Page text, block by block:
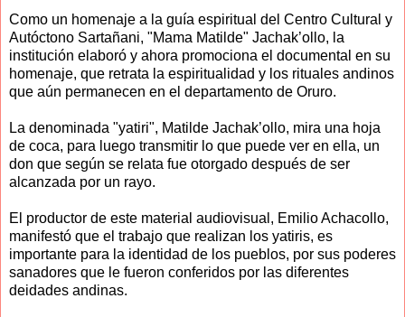
Como un homenaje a la guía espiritual del Centro Cultural y
Autóctono Sartañani, "Mama Matilde" Jachak’ollo, la
institución elaboró y ahora promociona el documental en su
homenaje, que retrata la espiritualidad y los rituales andinos
que aún permanecen en el departamento de Oruro.
La denominada "yatiri", Matilde Jachak’ollo, mira una hoja
de coca, para luego transmitir lo que puede ver en ella, un
don que según se relata fue otorgado después de ser
alcanzada por un rayo.
El productor de este material audiovisual, Emilio Achacollo,
manifestó que el trabajo que realizan los yatiris, es
importante para la identidad de los pueblos, por sus poderes
sanadores que le fueron conferidos por las diferentes
deidades andinas.